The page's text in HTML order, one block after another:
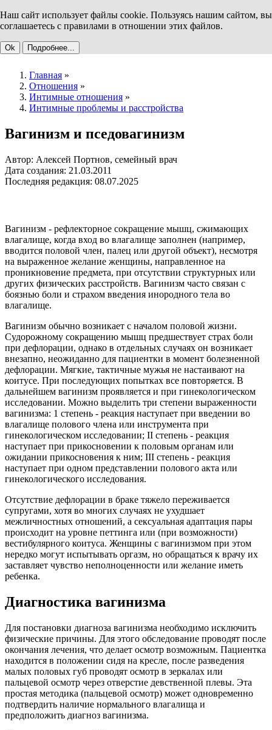
Наш сайт использует файлы cookie. Пользуясь нашим сайтом, вы
соглашаетесь с правилами в отношении этих файлов.
Ok Подробнее...
Главная »
Отношения »
Интимные отношения »
Интимные проблемы и расстройства
Вагинизм и пседовагинизм
Автор: Алексей Портнов, семейный врач
Дата создания: 21.03.2011
Последняя редакция: 08.07.2025
Вагинизм - рефлекторное сокращение мышц, сжимающих
влагалище, когда вход во влагалище заполнен (например,
вводится половой член, палец или другой объект), несмотря
на выраженное желание женщины, направленное на
проникновение предмета, при отсутствии структурных или
других физических расстройств. Вагинизм часто связан с
боязнью боли и страхом введения инородного тела во
влагалище.
Вагинизм обычно возникает с началом половой жизни.
Судорожному сокращению мышц предшествует страх боли
при дефлорации, однако в отдельных случаях он возникает
внезапно, неожиданно для пациентки в момент болезненной
дефлорации. Мягкие, тактичные мужья не настаивают на
коитусе. При последующих попытках все повторяется. В
дальнейшем вагинизм проявляется и при гинекологическом
исследовании. Можно выделить три степени выраженности
вагинизма: 1 степень - реакция наступает при введении во
влагалище полового члена или инструмента при
гинекологическом исследовании; II степень - реакция
наступает при прикосновении к половым органам или
ожидании прикосновения к ним; III степень - реакция
наступает при одном представлении полового акта или
гинекологического исследования.
Отсутствие дефлорации в браке тяжело переживается
супругами, хотя во многих случаях не ухудшает
межличностных отношений, а сексуальная адаптация пары
происходит на уровне петтинга или (при возможности)
вестибулярного коитуса. Женщины с вагинизмом при этом
нередко могут испытывать оргазм, но обращаться к врачу их
заставляет чувство неполноценности или желание иметь
ребенка.
Диагностика вагинизма
Для постановки диагноза вагинизма необходимо исключить
физические причины. Для этого обследование проводят после
окончания лечения, что делает осмотр возможным. Пациентка
находится в положении сидя на кресле, после разведения
малых половых губ проводят осмотр в зеркалах или
пальцевой осмотр через отверстие девственной плевы. Эта
простая методика (пальцевой осмотр) может одновременно
подтвердить наличие нормального влагалища и
предположить диагноз вагинизма.